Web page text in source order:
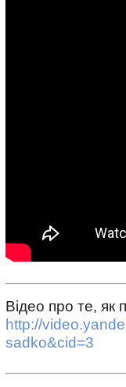
Відео про те, як
http://
sadko&cid=3